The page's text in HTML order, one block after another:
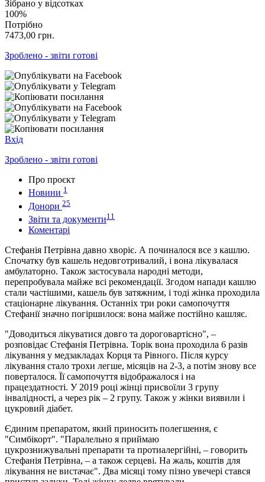
Зібрано у відсотках
100%
Потрібно
7473,00 грн.
Зроблено - звіти готові
Вхід
Зроблено - звіти готові
Про проєкт
Новини 1
Донори 25
Звіти та документи11
Коментарі
Стефанія Петрівна давно хворіє. А починалося все з кашлю.
Спочатку був кашель недовготривалий, і вона лікувалася
амбулаторно. Також застосувала народні методи,
перепробувала майже всі рекомендації. Згодом напади кашлю
стали частішими, кашель був затяжним, і тоді жінка проходила
стаціонарне лікування. Останніх три роки самопочуття
Стефанії значно погіршилося: вона майже постійно кашляє.
"Доводиться лікуватися довго та дороговартісно", –
розповідає Стефанія Петрівна. Торік вона проходила 6 разів
лікування у медзакладах Корця та Рівного. Після курсу
лікування стало трохи легше, місяців на 2-3, а потім знову все
поверталося. Її самопочуття відображалося і на
працездатності. У 2019 році жінці присвоїли 3 групу
інвалідності, а через рік – 2 групу. Також у жінки виявили і
цукровий діабет.
Єдиним препаратом, який приносить полегшення, є
"Симбікорт". "Паралельно я приймаю
цукрознижувальні препарати та протиалергійні, – говорить
Стефанія Петрівна, – а також серцеві. На жаль, коштів для
лікування не вистачає". Два місяці тому пізно увечері стався